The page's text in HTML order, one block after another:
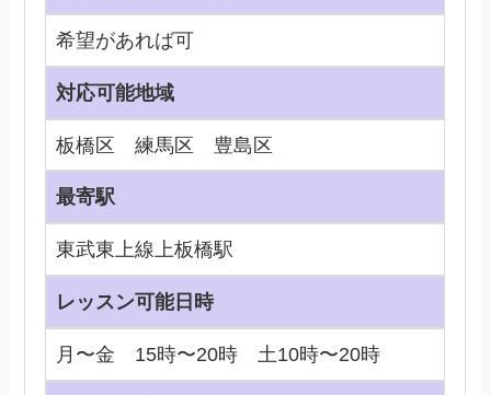
希望があれば可
対応可能地域
板橋区 練馬区 豊島区
最寄駅
東武東上線上板橋駅
レッスン可能日時
月〜金 15時〜20時 土10時〜20時